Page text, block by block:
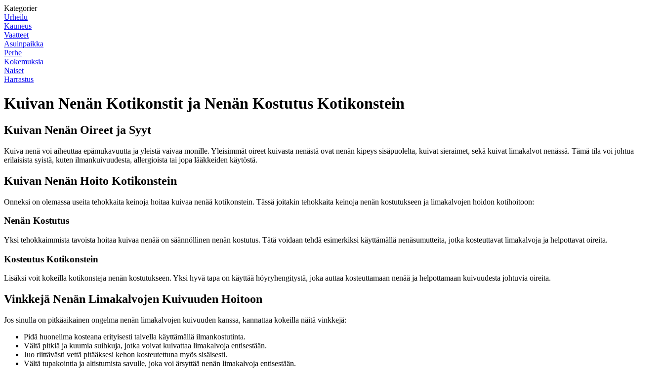
Kategorier
Urheilu
Kauneus
Vaatteet
Asuinpaikka
Perhe
Kokemuksia
Naiset
Harrastus
Kuivan Nenän Kotikonstit ja Nenän Kostutus Kotikonstein
Kuivan Nenän Oireet ja Syyt
Kuiva nenä voi aiheuttaa epämukavuutta ja yleistä vaivaa monille. Yleisimmät oireet kuivasta nenästä ovat nenän kipeys sisäpuolelta, kuivat sieraimet, sekä kuivat limakalvot nenässä. Tämä tila voi johtua
erilaisista syistä, kuten ilmankuivuudesta, allergioista tai jopa lääkkeiden käytöstä.
Kuivan Nenän Hoito Kotikonstein
Onneksi on olemassa useita tehokkaita keinoja hoitaa kuivaa nenää kotikonstein. Tässä joitakin tehokkaita keinoja nenän kostutukseen ja limakalvojen hoidon kotihoitoon:
Nenän Kostutus
Yksi tehokkaimmista tavoista hoitaa kuivaa nenää on säännöllinen nenän kostutus. Tätä voidaan tehdä esimerkiksi käyttämällä nenäsumutteita, jotka kosteuttavat limakalvoja ja helpottavat oireita.
Kosteutus Kotikonstein
Lisäksi voit kokeilla kotikonsteja nenän kostutukseen. Yksi hyvä tapa on käyttää höyryhengitystä, joka auttaa kosteuttamaan nenää ja helpottamaan kuivuudesta johtuvia oireita.
Vinkkejä Nenän Limakalvojen Kuivuuden Hoitoon
Jos sinulla on pitkäaikainen ongelma nenän limakalvojen kuivuuden kanssa, kannattaa kokeilla näitä vinkkejä:
Pidä huoneilma kosteana erityisesti talvella käyttämällä ilmankostutinta.
Vältä pitkiä ja kuumia suihkuja, jotka voivat kuivattaa limakalvoja entisestään.
Juo riittävästi vettä pitääksesi kehon kosteutettuna myös sisäisesti.
Vältä tupakointia ja altistumista savulle, joka voi ärsyttää nenän limakalvoja entisestään.